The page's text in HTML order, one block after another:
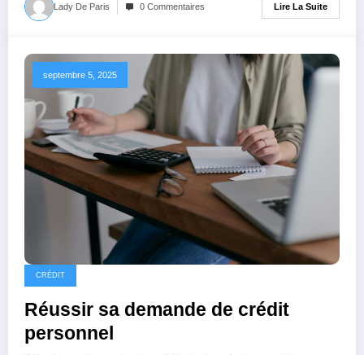
Lady De Paris 0 Commentaires Lire La Suite
septembre 5, 2025
CRÉDIT
Réussir sa demande de crédit
personnel